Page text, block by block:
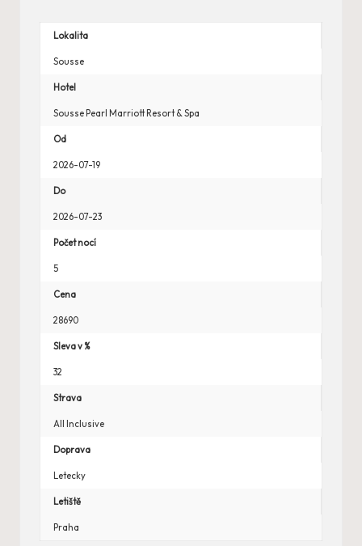
Lokalita
Sousse
Hotel
Sousse Pearl Marriott Resort & Spa
Od
2026-07-19
Do
2026-07-23
Počet nocí
5
Cena
28690
Sleva v %
32
Strava
All Inclusive
Doprava
Letecky
Letiště
Praha